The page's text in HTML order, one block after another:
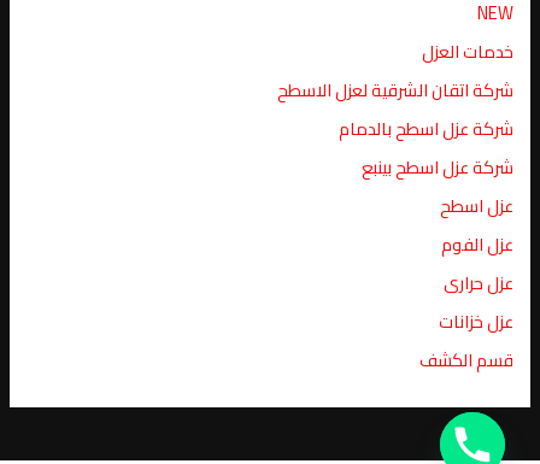
NEW
خدمات العزل
شركة اتقان الشرقية لعزل الاسطح
شركة عزل اسطح بالدمام
شركة عزل اسطح بينبع
عزل اسطح
عزل الفوم
عزل حرارى
عزل خزانات
قسم الكشف